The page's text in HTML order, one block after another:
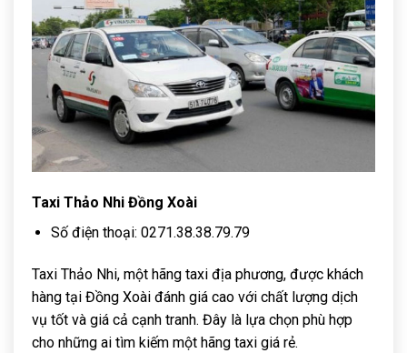
Taxi Thảo Nhi Đồng Xoài
Số điện thoại: 0271.38.38.79.79
Taxi Thảo Nhi, một hãng taxi địa phương, được khách
hàng tại Đồng Xoài đánh giá cao với chất lượng dịch
vụ tốt và giá cả cạnh tranh. Đây là lựa chọn phù hợp
cho những ai tìm kiếm một hãng taxi giá rẻ.